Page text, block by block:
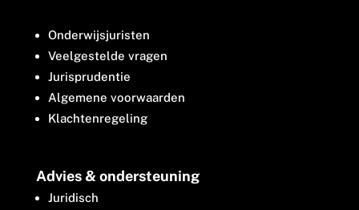
Onderwijsjuristen
Veelgestelde vragen
Jurisprudentie
Algemene voorwaarden
Klachtenregeling
Advies & ondersteuning
Juridisch